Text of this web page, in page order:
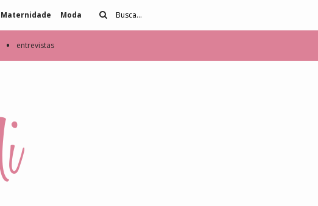
Maternidade Moda
• entrevistas